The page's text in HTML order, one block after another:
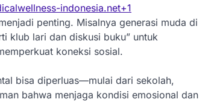
indonesia.net+1
penting. Misalnya generasi muda di
klub lari dan diskusi buku” untuk
koneksi sosial.
bisa diperluas—mulai dari sekolah,
bahwa menjaga kondisi emosional dan